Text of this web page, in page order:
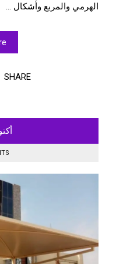
الهرمي والمربع وأشكال ...
SHARE